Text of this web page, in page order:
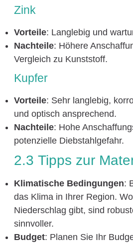
Zink
Vorteile: Langlebig und
Nachteile: Höhere
Vergleich zu Kunststoff.
Kupfer
Vorteile: Sehr langlebig,
und optisch ansprechend.
Nachteile: Hohe
potenzielle Diebstahlgefahr.
2.3 Tipps zur
Klimatische Bedingungen:
das Klima in Ihrer Region.
Niederschlag gibt, sind
sinnvoller.
Budget: Planen Sie Ihr